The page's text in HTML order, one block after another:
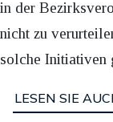
in der
nicht zu
solche Initiativen
LESEN SIE